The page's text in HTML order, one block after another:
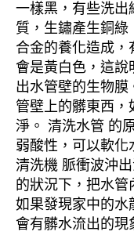
一樣黑，有些洗出
質，生鏽產生銅綠
合金的養化造成
會是黃白色，這說
出水管壁的生物膜
管壁上的髒東西
淨。 清洗水管 的
弱酸性，可以軟化
清洗機 脈衝波沖
的狀況下，把水管
如果發現家中的水
會有髒水流出的現